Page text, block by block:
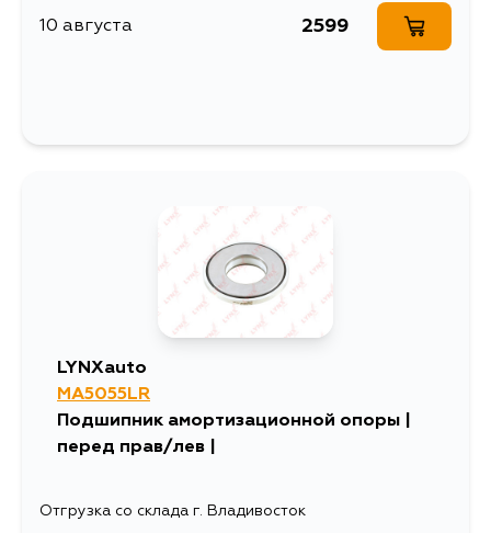
10 августа 2599
LYNXauto
MA5055LR
Подшипник амортизационной опоры |
перед прав/лев |
Отгрузка со склада г. Владивосток